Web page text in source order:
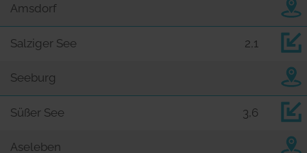
Amsdorf
Salziger See 2,1
Seeburg
Süßer See 3,6
Aseleben